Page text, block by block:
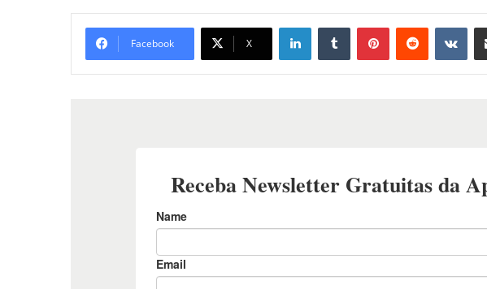
Facebook X
LinkedinTumblr PinterestReddit VK